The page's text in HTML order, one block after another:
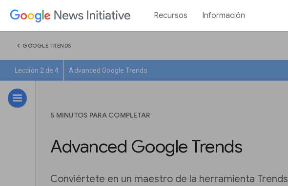
Recursos Información
chevron_left GOOGLE TRENDS
Lección 2 de 4 Advanced Google Trends
5 MINUTOS PARA COMPLETAR
Advanced Google Trends
Conviértete en un maestro de la herramienta Trends